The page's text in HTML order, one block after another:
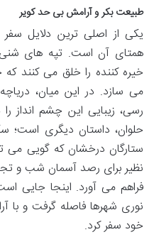
طبیعت بکر و آرامش بی حد کویر
یکی از اصلی ترین دلایل
همتای آن است. تپه های
خیره کننده را خلق می کنند
می سازد. در این میان،
رسی، زیبایی این چشم انداز
حلوان، داستان دیگری است؛
ستارگان درخشان که گویی می
نظیر برای رصد آسمان شب و
فراهم می آورد. اینجا جایی
نوری شهرها فاصله گرفت و با
خود سفر کرد.